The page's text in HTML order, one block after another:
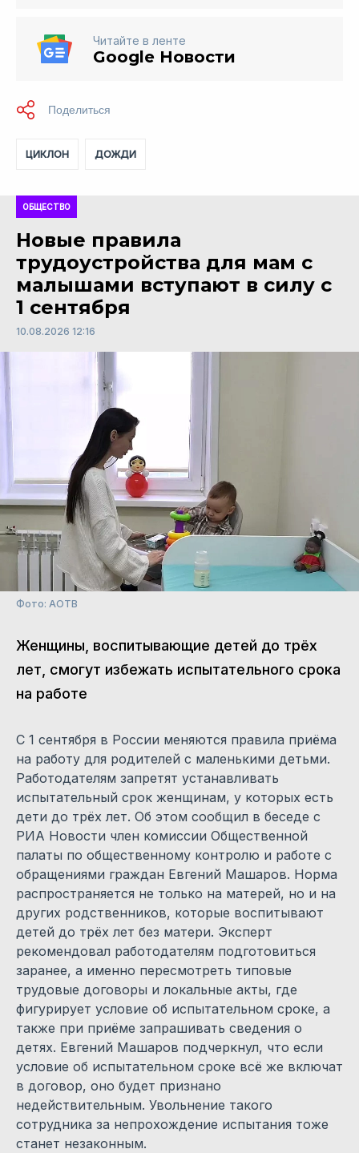
Читайте в ленте
Google Новости
ЦИКЛОН ДОЖДИ
ОБЩЕСТВО
Новые правила
трудоустройства для мам с
малышами вступают в силу с
1 сентября
10.08.2026 12:16
Фото: АОТВ
Женщины, воспитывающие детей до трёх
лет, смогут избежать испытательного срока
на работе
С 1 сентября в России меняются правила приёма
на работу для родителей с маленькими детьми.
Работодателям запретят устанавливать
испытательный срок женщинам, у которых есть
дети до трёх лет. Об этом сообщил в беседе с
РИА Новости член комиссии Общественной
палаты по общественному контролю и работе с
обращениями граждан Евгений Машаров. Норма
распространяется не только на матерей, но и на
других родственников, которые воспитывают
детей до трёх лет без матери. Эксперт
рекомендовал работодателям подготовиться
заранее, а именно пересмотреть типовые
трудовые договоры и локальные акты, где
фигурирует условие об испытательном сроке, а
также при приёме запрашивать сведения о
детях. Евгений Машаров подчеркнул, что если
условие об испытательном сроке всё же включат
в договор, оно будет признано
недействительным. Увольнение такого
сотрудника за непрохождение испытания тоже
станет незаконным.